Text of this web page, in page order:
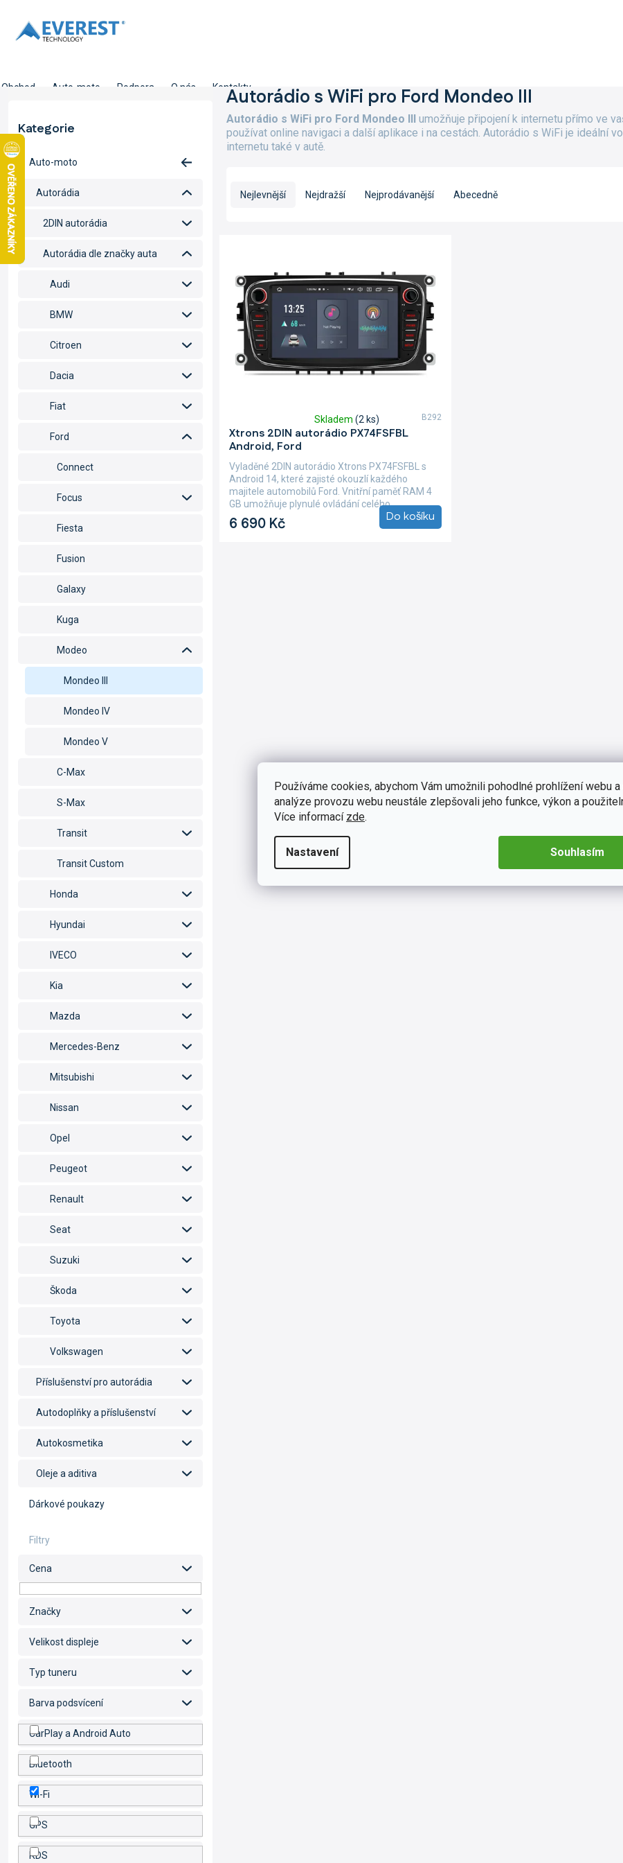
Používáme cookies, abychom Vám umožnili pohodlné prohlížení webu
analýze provozu webu neustále zlepšovali jeho funkce, výkon a
Více informací zde.
Nastavení Souhlasím
obsah
Obchod Auto-moto Podpora O nás Kontakty
t
r
a
n
n
í
p
a
n
Přeskočit
kategorie
Kategorie
Auto-moto
Autorádia
2DIN autorádia
Autorádia dle značky auta
Audi
BMW
Citroen
Dacia
Fiat
Ford
Connect
Focus
Fiesta
Fusion
Galaxy
Kuga
Modeo
Mondeo III
Mondeo IV
Mondeo V
C-Max
S-Max
Transit
Transit Custom
Honda
Hyundai
IVECO
Kia
Mazda
Mercedes-Benz
Mitsubishi
Nissan
Opel
Peugeot
Renault
Seat
Suzuki
Škoda
Toyota
Volkswagen
Příslušenství pro autorádia
Autodoplňky a příslušenství
Autokosmetika
Oleje a aditiva
Dárkové poukazy
Cena
Značky
Velikost displeje
Typ tuneru
Barva podsvícení
CarPlay a Android Auto
Bluetooth
Wi-Fi
GPS
RDS
Autorádio s WiFi pro Ford Mondeo III
Autorádio s WiFi pro Ford Mondeo III
umožňuje připojení k internetu přímo ve
používat online navigaci a další aplikace i na cestách. Autorádio s WiFi je ideální
internetu také v autě.
o
d
u
Nejlevnější Nejdražší Nejprodávanější Abecedně
ů
Xtrons 2DIN autorádio PX74FSFBL
Android, Ford
hodnocení
produktu
je
5,0
z
5
Skladem (2 ks)
6 690 Kč Do košíku
Vyladěné 2DIN autorádio Xtrons PX74FSFBL s
Android 14, které zajisté okouzlí každého
majitele automobilů Ford. Vnitřní paměť RAM 4
GB umožňuje plynulé ovládání celého...
B292
p
s
u